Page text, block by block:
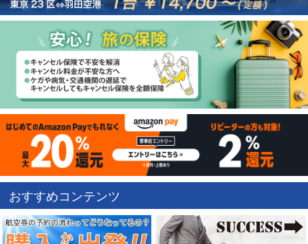
おすすめコンテンツ